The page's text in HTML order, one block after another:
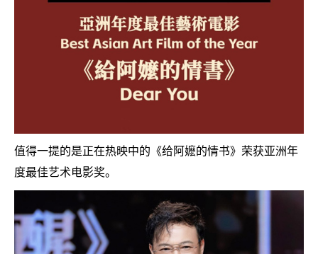
值得一提的是正在热映中的《给阿嬷的情书》荣获亚洲年
度最佳艺术电影奖。